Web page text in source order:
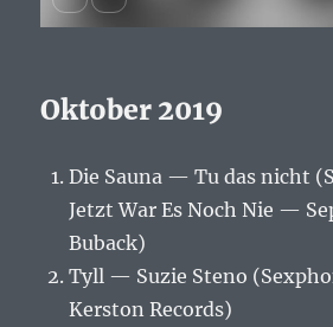
Oktober 2019
Die Sauna — Tu das nicht
Jetzt War Es Noch Nie —
Buback)
Tyll — Suzie Steno
Kerston Records)